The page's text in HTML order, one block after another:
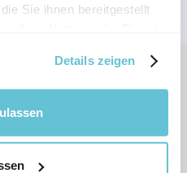
Sie ihnen bereitgestellt
Details zeigen